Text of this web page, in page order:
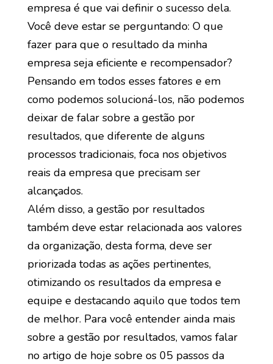
empresa é que vai definir o sucesso dela.
Você deve estar se perguntando: O que
fazer para que o resultado da minha
empresa seja eficiente e recompensador?
Pensando em todos esses fatores e em
como podemos solucioná-los, não podemos
deixar de falar sobre a gestão por
resultados, que diferente de alguns
processos tradicionais, foca nos objetivos
reais da empresa que precisam ser
alcançados.
Além disso, a gestão por resultados
também deve estar relacionada aos valores
da organização, desta forma, deve ser
priorizada todas as ações pertinentes,
otimizando os resultados da empresa e
equipe e destacando aquilo que todos tem
de melhor. Para você entender ainda mais
sobre a gestão por resultados, vamos falar
no artigo de hoje sobre os 05 passos da